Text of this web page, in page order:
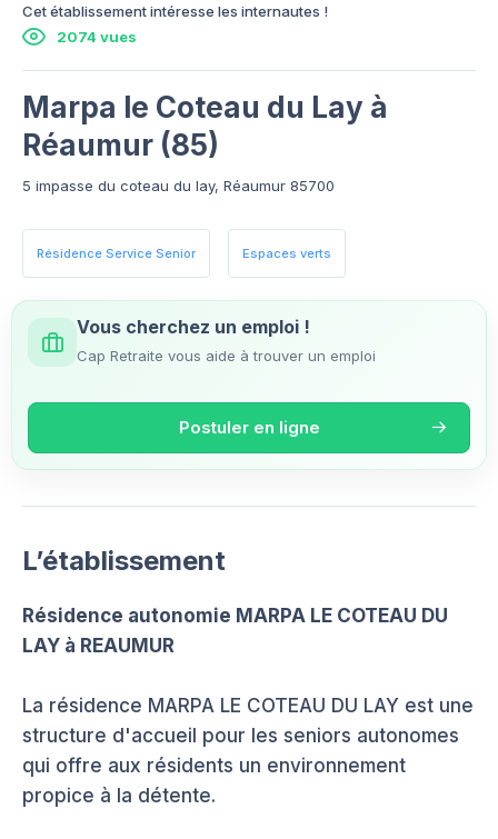
Cet établissement intéresse les internautes !
2074 vues
Marpa le Coteau du Lay à
Réaumur (85)
5 impasse du coteau du lay, Réaumur 85700
Résidence Service Senior Espaces verts
Vous cherchez un emploi !
Cap Retraite vous aide à trouver un emploi
Postuler en ligne
L’établissement
Résidence autonomie MARPA LE COTEAU DU
LAY à REAUMUR
La résidence MARPA LE COTEAU DU LAY est une
structure d'accueil pour les seniors autonomes
qui offre aux résidents un environnement
propice à la détente.